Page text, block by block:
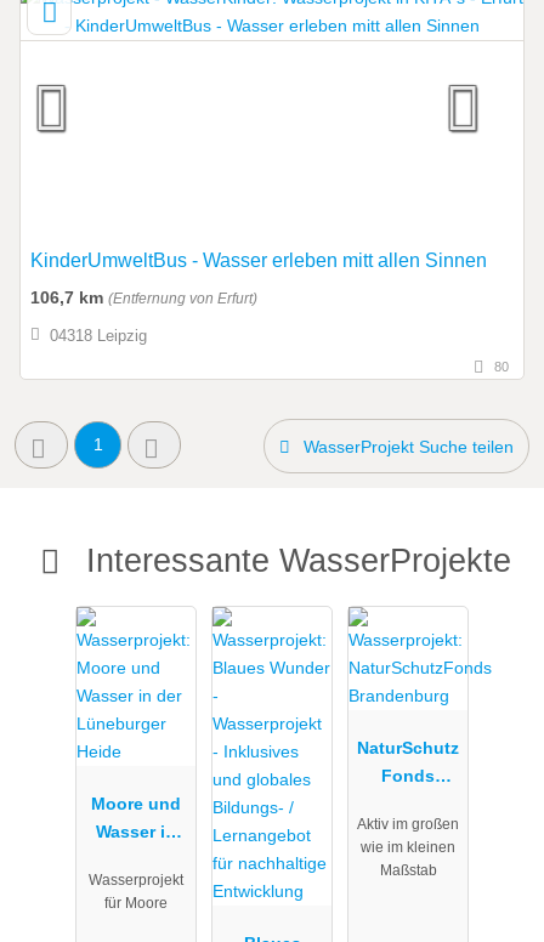
KinderUmweltBus - Wasser erleben mitt allen Sinnen
106,7 km (Entfernung von Erfurt)
04318 Leipzig
80
1 WasserProjekt Suche teilen
Interessante WasserProjekte
Moore und
Wasser in
Lüneburger
Wasserprojekt
für Moore
NaturSchutz
Fonds
g
Aktiv im großen
wie im kleinen
Maßstab